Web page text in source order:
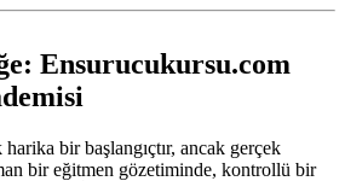
Ensurucukursu.com
bir başlangıçtır, ancak gerçek
bir eğitmen gözetiminde, kontrollü bir